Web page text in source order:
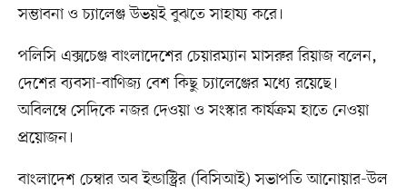
সম্ভাবনা ও চ্যালেঞ্জ উভয়ই বুঝতে সাহায্য করে।
পলিসি এক্সচেঞ্জ বাংলাদেশের চেয়ারম্যান মাসরুর রিয়াজ বলেন,
দেশের ব্যবসা-বাণিজ্য বেশ কিছু চ্যালেঞ্জের মধ্যে রয়েছে।
অবিলম্বে সেদিকে নজর দেওয়া ও সংস্কার কার্যক্রম হাতে নেওয়া
প্রয়োজন।
বাংলাদেশ চেম্বার অব ইন্ডাস্ট্রির (বিসিআই) সভাপতি আনোয়ার-উল